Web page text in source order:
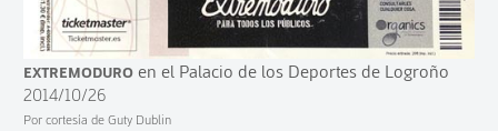
Extremoduro en el Palacio de los Deportes de Logroño
2014/10/26
Por cortesía de Guty Dublin